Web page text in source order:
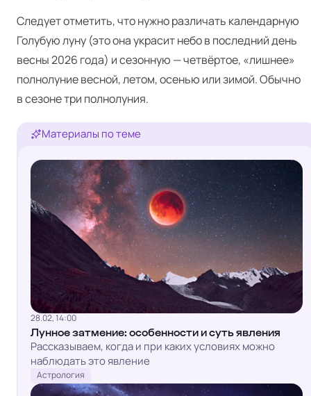
Следует отметить, что нужно различать календарную
Голубую луну (это она украсит небо в последний день
весны 2026 года) и сезонную — четвёртое, «лишнее»
полнолуние весной, летом, осенью или зимой. Обычно
в сезоне три полнолуния.
Материалы по теме
28.02, 14:00
Лунное затмение: особенности и суть явления
Рассказываем, когда и при каких условиях можно
наблюдать это явление
Астрология